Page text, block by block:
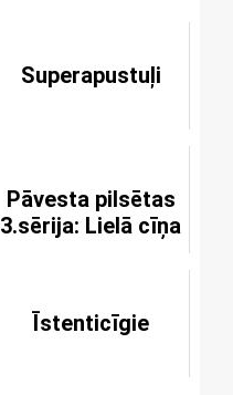
Superapustuļi
Pāvesta pilsētas
3.sērija: Lielā cīņa
Īstenticīgie